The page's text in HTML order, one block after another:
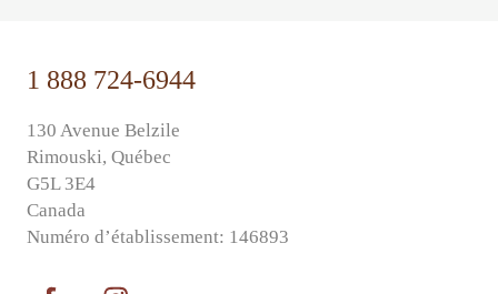
1 888 724-6944
130 Avenue Belzile
Rimouski, Québec
G5L 3E4
Canada
Numéro d’établissement: 146893